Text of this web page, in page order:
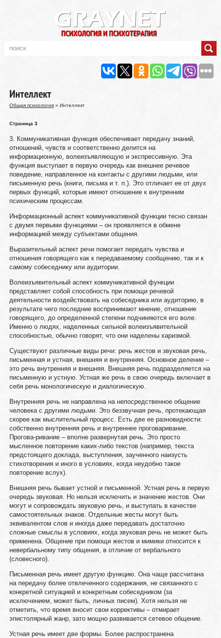
Интеллект
Общая психология» Интеллект
Страница 3
3. Коммуникативная функция обеспечивает передачу знаний,
отношений, чувств и соответственно делится на
информационную, волеизъявляющую и экспрессивную. Эта
функция выступает в первую очередь как внешнее речевое
поведение, направленное на контакты с другими людьми, или
письменную речь (книги, письма и т. п.). Это отличает ее от двух
первых функций, которые имеют отношение к внутренним
психическим процессам.
Информационный аспект коммуникативной функции тесно связан
с двумя первыми функциями – он проявляется в обмене
информацией между субъектами общения.
Выразительный аспект речи помогает передать чувства и
отношения говорящего как к передаваемому сообщению, так и к
самому собеседнику или аудитории.
Волеизъявительный аспект коммуникативной функции
представляет собой способность при помощи речевой
деятельности воздействовать на собеседника или аудиторию, в
результате чего последние воспринимают мнение, отношение
говорящего, до определенной степени подчиняются его воле.
Именно о людях, наделенных сильной волеизъявительной
способностью, обычно говорят, что они наделены харизмой.
Существуют различные виды речи: речь жестов и звуковая речь,
письменная и устная, внешняя и внутренняя. Основное деление –
это речь внутренняя и внешняя. Внешняя речь подразделяется на
письменную и устную. Устная же речь в свою очередь включает в
себя речь монологическую и диалогическую.
Внутренняя речь не направлена на непосредственное общение
человека с другими людьми. Это беззвучная речь, протекающая
скорее как мыслительный процесс. Есть две ее разновидности:
собственно внутренняя речь и внутреннее проговаривание.
Прогова-ривание – вполне развернутая речь. Это просто
мысленное повторение каких-либо текстов (например, текста
предстоящего доклада, выступления, заученного наизусть
стихотворения и иного в условиях, когда неудобно такое
повторение вслух).
Внешняя речь бывает устной и письменной. Устная речь в первую
очередь звуковая. Но нельзя исключить и значение жестов. Они
могут и сопровождать звуковую речь, и выступать в качестве
самостоятельных знаков. Отдельные жесты могут быть
эквивалентом слов и иногда даже передавать достаточно
сложные смыслы в условиях, когда звуковая речь не может быть
применена. Общение при помощи жестов и мимики относится к
невербальному типу общения, в отличие от вербального
(словесного).
Письменная речь имеет другую функцию. Она чаще рассчитана
на передачу более отвлеченного содержания, не связанного с
конкретной ситуацией и конкретным собеседником (за
исключением, может быть, личных писем). Хотя нельзя не
отметить, что время вносит свои коррективы – отмирает
эпистолярный жанр, зато мощно развивается сетевое общение.
Устная речь имеет две формы. Более распространена